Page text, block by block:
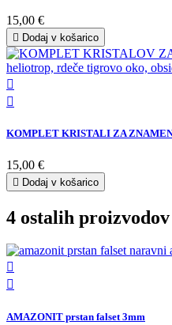
15,00 €
 Dodaj v košarico


KOMPLET KRISTALI ZA
15,00 €
 Dodaj v košarico
4 ostalih


AMAZONIT prstan falset 3mm